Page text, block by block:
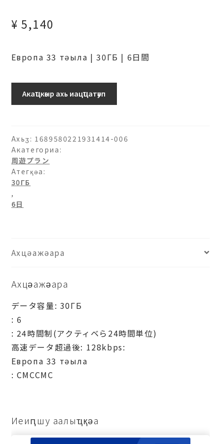
¥ 5,140
Европа 33 тәыла | 30ГБ | 6日間
30ГБ-6
Акаҵкәыр ахь иацҵатәуп
Ахьӡ: 1689580221931414-006
Акатегориа:
周遊プラン
Атегқәа:
30ГБ
,
6日
Ахцәажәара
Ахцәажәара
データ容量: 30ГБ
: 6
: 24時間制(アクティベら24時間単位)
高速データ超過後: 128kbps:
Европа 33 тәыла
: СМССМС
Иеиԥшу аалыҵқәа